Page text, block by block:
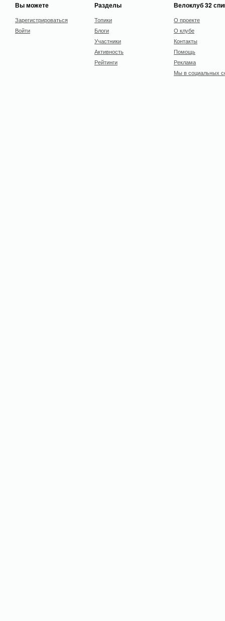
Вы можете
Зарегистрироваться
Войти
Разделы
Топики
Блоги
Участники
Активность
Рейтинги
Велоклуб 32
О проекте
О клубе
Контакты
Помощь
Реклама
Мы в социальных